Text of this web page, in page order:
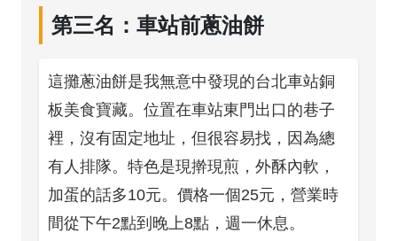
第三名：車站前蔥油餅
這攤蔥油餅是我無意中發現的台北車站銅
板美食寶藏。位置在車站東門出口的巷子
裡，沒有固定地址，但很容易找，因為總
有人排隊。特色是現擀現煎，外酥內軟，
加蛋的話多10元。價格一個25元，營業時
間從下午2點到晚上8點，週一休息。